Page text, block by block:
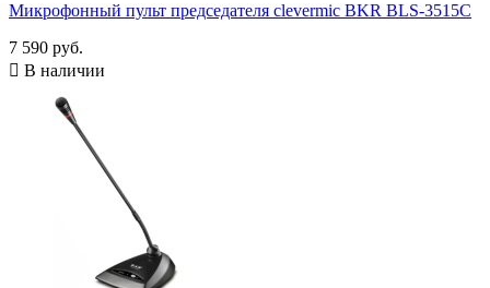
"гусиная шея"
Показать товары
Микрофонный пульт председателя clevermic BKR BLS-3515C
7 590 руб.
 В наличии